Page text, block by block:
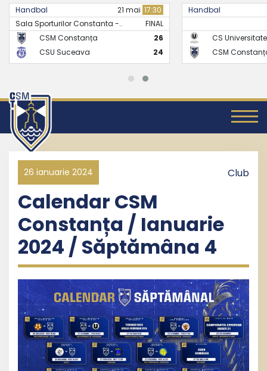
Handbal 21 mai 17:30
Sala Sporturilor Constanta -..
FINAL
CSM Constanța
26
CSU Suceava
24
Handbal
CS
CSM
26 ianuarie 2024 Club
Calendar CSM
Constanța / Ianuarie
2024 / Săptămâna 4